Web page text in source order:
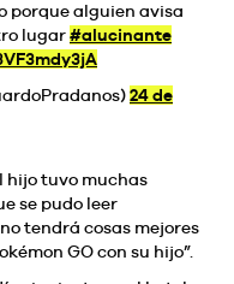
porque alguien avisa
lugar#alucinante
24 de
hijo tuvo muchas
se pudo leer
tendrá cosas mejores
GO con su hijo”.